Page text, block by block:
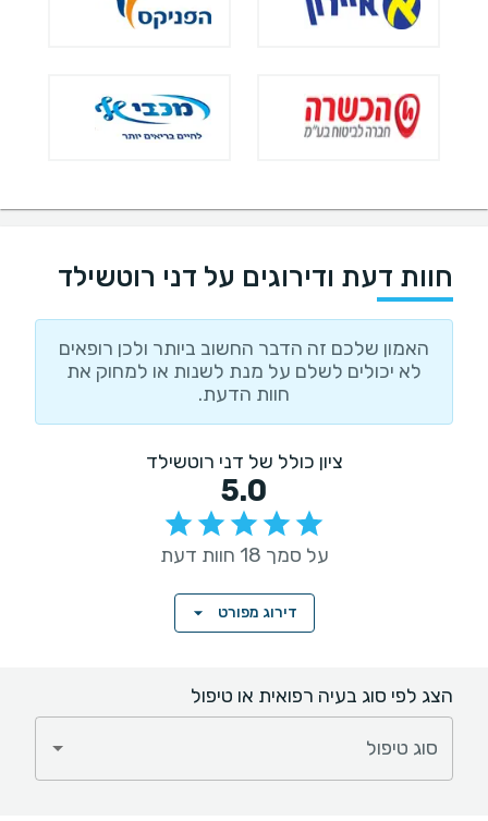
חוות דעת ודירוגים על דני רוטשילד
האמון שלכם זה הדבר החשוב ביותר ולכן רופאים
לא יכולים לשלם על מנת לשנות או למחוק את
חוות הדעת.
ציון כולל של דני רוטשילד
5.0
על סמך 18 חוות דעת
דירוג מפורט
הצג לפי סוג בעיה רפואית או טיפול
סוג טיפול